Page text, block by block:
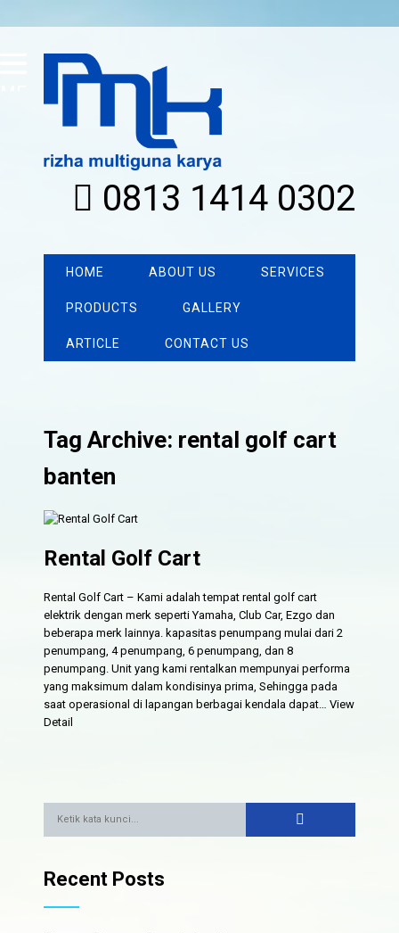
0813 1414 0302
HOME ABOUT US SERVICES
PRODUCTS GALLERY
ARTICLE CONTACT US
Tag Archive: rental golf cart
banten
Rental Golf Cart
Rental Golf Cart – Kami adalah tempat rental golf cart
elektrik dengan merk seperti Yamaha, Club Car, Ezgo dan
beberapa merk lainnya. kapasitas penumpang mulai dari 2
penumpang, 4 penumpang, 6 penumpang, dan 8
penumpang. Unit yang kami rentalkan mempunyai performa
yang maksimum dalam kondisinya prima, Sehingga pada
saat operasional di lapangan berbagai kendala dapat…View
Detail
Recent Posts